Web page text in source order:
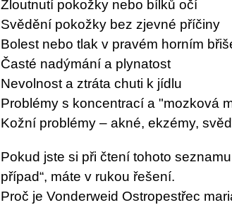
Žloutnutí pokožky nebo bílků očí
Svědění pokožky bez zjevné příčiny
Bolest nebo tlak v pravém horním
Časté nadýmání a plynatost
Nevolnost a ztráta chuti k jídlu
Problémy s koncentrací a "mozková
Kožní problémy – akné, ekzémy,
Pokud jste si při čtení tohoto
případ“, máte v rukou řešení.
Proč je Vonderweid Ostropestřec